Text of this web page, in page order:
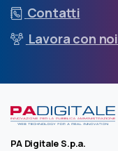
Contatti
Lavora con noi
PA Digitale S.p.a.